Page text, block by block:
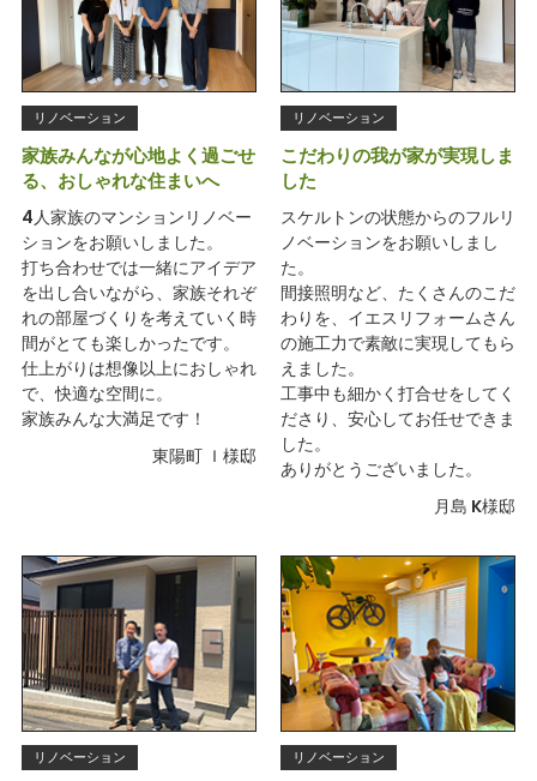
リノベーション
家族みんなが心地よく過ごせ
る、おしゃれな住まいへ
4人家族のマンションリノベー
ションをお願いしました。
打ち合わせでは一緒にアイデア
を出し合いながら、家族それぞ
れの部屋づくりを考えていく時
間がとても楽しかったです。
仕上がりは想像以上におしゃれ
で、快適な空間に。
家族みんな大満足です！
東陽町 Ｉ様邸
リノベーション
こだわりの我が家が実現しま
した
スケルトンの状態からのフルリ
ノベーションをお願いしまし
た。
間接照明など、たくさんのこだ
わりを、イエスリフォームさん
の施工力で素敵に実現してもら
えました。
工事中も細かく打合せをしてく
ださり、安心してお任せできま
した。
ありがとうございました。
月島 K様邸
リノベーション リノベーション